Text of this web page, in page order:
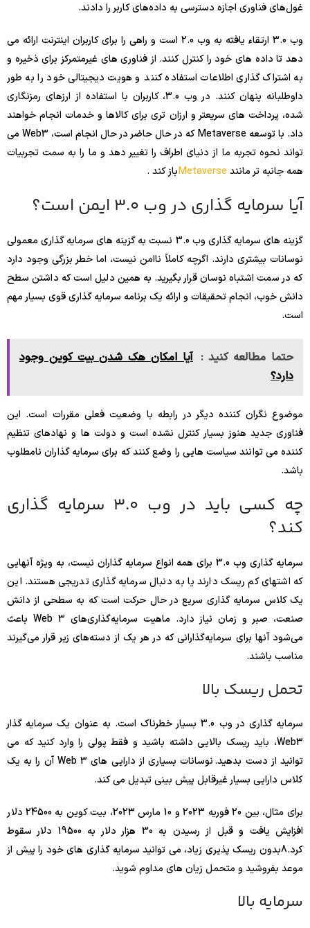
غول‌های فناوری اجازه دسترسی به داده‌های کاربر را دادند.
وب 3.0 ارتقاء یافته به وب 2.0 است و راهی را برای کاربران اینترنت ارائه می
دهد تا داده های خود را کنترل کنند. از فناوری های غیرمتمرکز برای ذخیره و
به اشتراک گذاری اطلاعات استفاده کنند و هویت دیجیتالی خود را به طور
داوطلبانه پنهان کنند. در وب 3.0، کاربران با استفاده از ارزهای رمزنگاری
شده، پرداخت های سریعتر و ارزان تری برای کالاها و خدمات انجام خواهند
داد. با توسعه Metaverse که در حال حاضر در حال انجام است، Web3 می
تواند نحوه تجربه ما از دنیای اطراف را تغییر دهد و ما را به سمت تجربیات
همه جانبه تر مانندMetaverseباز کند .
آیا سرمایه گذاری در وب 3.0 ایمن است؟
گزینه های سرمایه گذاری وب 3.0 نسبت به گزینه های سرمایه گذاری معمولی
نوسانات بیشتری دارند. اگرچه کاملاً ناامن نیست، اما خطر بزرگی وجود دارد
که در سمت اشتباه نوسان قرار بگیرید. به همین دلیل است که داشتن سطح
دانش خوب، انجام تحقیقات و ارائه یک برنامه سرمایه گذاری قوی بسیار مهم
است.
حتما مطالعه کنید : آیا امکان هک شدن بیت کوین وجود
دارد؟
موضوع نگران کننده دیگر در رابطه با وضعیت فعلی مقررات است. این
فناوری جدید هنوز بسیار کنترل نشده است و دولت ها و نهادهای تنظیم
کننده می توانند سیاست هایی را وضع کنند که برای سرمایه گذاران نامطلوب
باشد.
چه کسی باید در وب 3.0 سرمایه گذاری
کند؟
سرمایه گذاری وب 3.0 برای همه انواع سرمایه گذاران نیست، به ویژه آنهایی
که اشتهای کم ریسک دارند یا به دنبال سرمایه گذاری تدریجی هستند. این
یک کلاس سرمایه گذاری سریع در حال حرکت است که به سطحی از دانش
صنعت، صبر و زمان نیاز دارد. ماهیت سرمایه‌گذاری‌های Web 3 باعث
می‌شود آنها برای سرمایه‌گذارانی که در هر یک از دسته‌های زیر قرار می‌گیرند
مناسب باشند.
تحمل ریسک بالا
سرمایه گذاری در وب 3.0 بسیار خطرناک است. به عنوان یک سرمایه گذار
Web3، باید ریسک بالایی داشته باشید و فقط پولی را وارد کنید که می
توانید از دست بدهید. نوسانات بسیاری از دارایی های Web 3 آن را به یک
کلاس دارایی بسیار غیرقابل پیش بینی تبدیل می کند.
برای مثال، بین 20 فوریه 2023 و 10 مارس 2023، بیت کوین به 24500 دلار
افزایش یافت و قبل از رسیدن به 30 هزار دلار به 19500 دلار سقوط
کرد.8بدون ریسک پذیری زیاد، می توانید سرمایه گذاری های خود را پیش از
موعد بفروشید و متحمل زیان های مداوم شوید.
سرمایه بالا